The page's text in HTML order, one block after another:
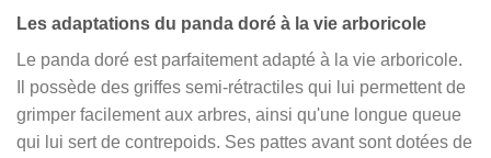
Les adaptations du panda doré à la vie arboricole
Le panda doré est parfaitement adapté à la vie arboricole.
Il possède des griffes semi-rétractiles qui lui permettent de
grimper facilement aux arbres, ainsi qu'une longue queue
qui lui sert de contrepoids. Ses pattes avant sont dotées de